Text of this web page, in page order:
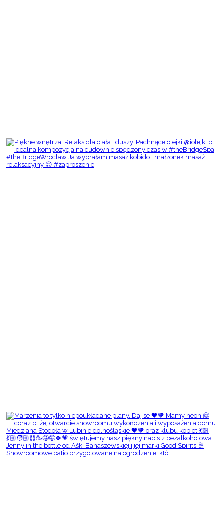
Showroomowe patio przygotowane na ogrodzenie, któ